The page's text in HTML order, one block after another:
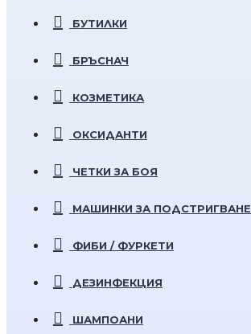
БУТИЛКИ
БРЪСНАЧ
КОЗМЕТИКА
ОКСИДАНТИ
ЧЕТКИ ЗА БОЯ
МАШИНКИ ЗА ПОДСТРИГВАНЕ
ФИБИ / ФУРКЕТИ
ДЕЗИНФЕКЦИЯ
ШАМПОАНИ